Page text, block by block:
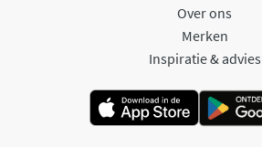
Over ons
Merken
Inspiratie & advies